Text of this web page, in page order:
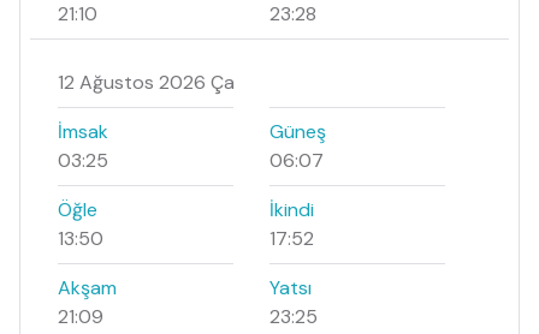
21:10
23:28
12 Ağustos 2026 Ça
İmsak
03:25
Güneş
06:07
Öğle
13:50
İkindi
17:52
Akşam
21:09
Yatsı
23:25